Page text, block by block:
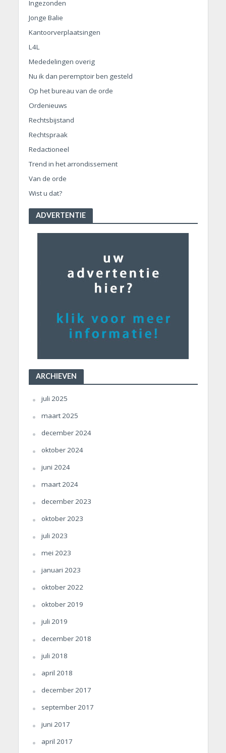
Ingezonden
Jonge Balie
Kantoorverplaatsingen
L4L
Mededelingen overig
Nu ik dan peremptoir ben gesteld
Op het bureau van de orde
Ordenieuws
Rechtsbijstand
Rechtspraak
Redactioneel
Trend in het arrondissement
Van de orde
Wist u dat?
ADVERTENTIE
ARCHIEVEN
juli 2025
maart 2025
december 2024
oktober 2024
juni 2024
maart 2024
december 2023
oktober 2023
juli 2023
mei 2023
januari 2023
oktober 2022
oktober 2019
juli 2019
december 2018
juli 2018
april 2018
december 2017
september 2017
juni 2017
april 2017